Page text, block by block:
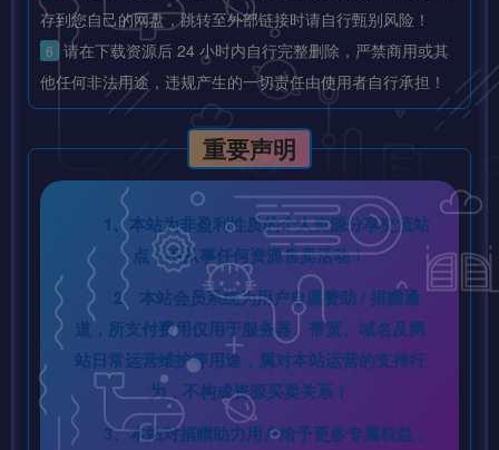
存到您自己的网盘，跳转至外部链接时请自行甄别风险！
6 请在下载资源后 24 小时内自行完整删除，严禁商用或其
他任何非法用途，违规产生的一切责任由使用者自行承担！
重要声明
1、本站为非盈利性质的个人资源分享交流站
点，不从事任何资源售卖活动！
2、本站会员系统为用户自愿赞助 / 捐赠通
道，所支付费用仅用于服务器、带宽、域名及网
站日常运营维护等用途，属对本站运营的支持行
为，不构成资源买卖关系！
3、本站对捐赠助力用户给予更多专属权益，